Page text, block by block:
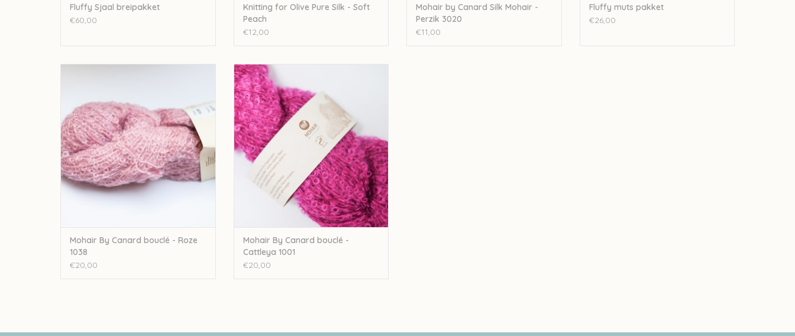
Fluffy Sjaal breipakket
€60,00
Knitting for Olive Pure Silk - Soft
Peach
€12,00
Mohair by Canard Silk Mohair -
Perzik 3020
€11,00
Fluffy muts pakket
€26,00
TOEVOEGEN AAN WINKELWAGEN
Mohair By Canard bouclé - Roze
1038
€20,00
Mohair By Canard Mohair By Canard bouclé
TOEVOEGEN AAN WINKELWAGEN
Mohair By Canard bouclé -
Cattleya 1001
€20,00